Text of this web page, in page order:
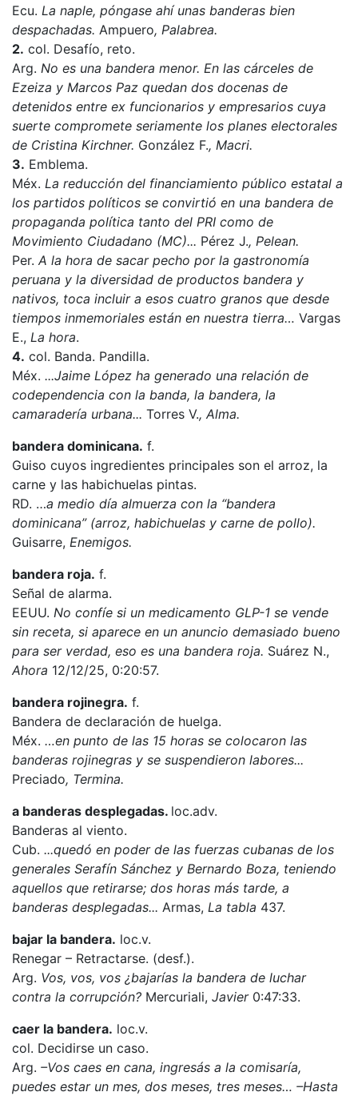
Ecu. La naple, póngase ahí unas banderas bien
despachadas. Ampuero, Palabrea.
2. col. Desafío, reto.
Arg. No es una bandera menor. En las cárceles de
Ezeiza y Marcos Paz quedan dos docenas de
detenidos entre ex funcionarios y empresarios cuya
suerte compromete seriamente los planes electorales
de Cristina Kirchner. González F., Macri.
3. Emblema.
Méx. La reducción del financiamiento público estatal a
los partidos políticos se convirtió en una bandera de
propaganda política tanto del PRI como de
Movimiento Ciudadano (MC)... Pérez J., Pelean.
Per. A la hora de sacar pecho por la gastronomía
peruana y la diversidad de productos bandera y
nativos, toca incluir a esos cuatro granos que desde
tiempos inmemoriales están en nuestra tierra… Vargas
E., La hora.
4. col. Banda. Pandilla.
Méx. ...Jaime López ha generado una relación de
codependencia con la banda, la bandera, la
camaradería urbana... Torres V., Alma.
bandera dominicana. f.
Guiso cuyos ingredientes principales son el arroz, la
carne y las habichuelas pintas.
RD. …a medio día almuerza con la “bandera
dominicana” (arroz, habichuelas y carne de pollo).
Guisarre, Enemigos.
bandera roja. f.
Señal de alarma.
EEUU. No confíe si un medicamento GLP-1 se vende
sin receta, si aparece en un anuncio demasiado bueno
para ser verdad, eso es una bandera roja. Suárez N.,
Ahora 12/12/25, 0:20:57.
bandera rojinegra. f.
Bandera de declaración de huelga.
Méx. …en punto de las 15 horas se colocaron las
banderas rojinegras y se suspendieron labores...
Preciado, Termina.
a banderas desplegadas. loc.adv.
Banderas al viento.
Cub. ...quedó en poder de las fuerzas cubanas de los
generales Serafín Sánchez y Bernardo Boza, teniendo
aquellos que retirarse; dos horas más tarde, a
banderas desplegadas... Armas, La tabla 437.
bajar la bandera. loc.v.
Renegar – Retractarse. (desf.).
Arg. Vos, vos, vos ¿bajarías la bandera de luchar
contra la corrupción? Mercuriali, Javier 0:47:33.
caer la bandera. loc.v.
col. Decidirse un caso.
Arg. –Vos caes en cana, ingresás a la comisaría,
puedes estar un mes, dos meses, tres meses… –Hasta